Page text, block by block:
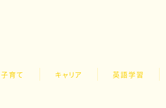
子育て キャリア 英語学習